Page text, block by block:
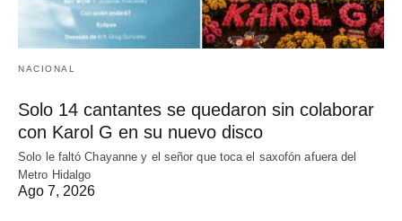
NACIONAL
Solo 14 cantantes se quedaron sin colaborar
con Karol G en su nuevo disco
Solo le faltó Chayanne y el señor que toca el saxofón afuera del
Metro Hidalgo
Ago 7, 2026